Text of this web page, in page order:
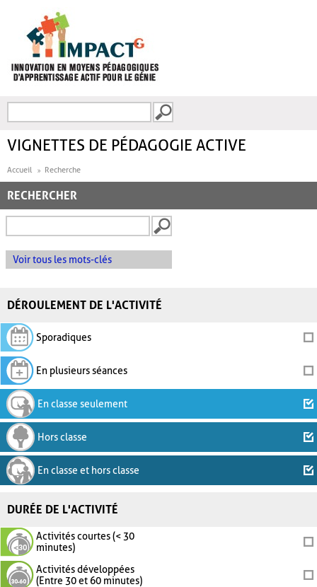
FORMULAIRE DE
VIGNETTES DE PÉDAGOGIE ACTIVE
Accueil Recherche
RECHERCHER
Voir tous les mots-clés
DÉROULEMENT DE L'ACTIVITÉ
Sporadiques
En plusieurs séances
En classe seulement
Hors classe
En classe et hors classe
DURÉE DE L'ACTIVITÉ
Activités courtes (< 30
minutes)
Activités développées
(Entre 30 et 60 minutes)